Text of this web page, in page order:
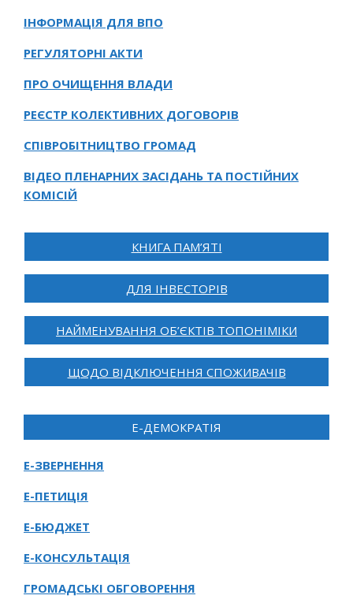
ІНФОРМАЦІЯ ДЛЯ ВПО
РЕГУЛЯТОРНІ АКТИ
ПРО ОЧИЩЕННЯ ВЛАДИ
РЕЄСТР КОЛЕКТИВНИХ ДОГОВОРІВ
СПІВРОБІТНИЦТВО ГРОМАД
ВІДЕО ПЛЕНАРНИХ ЗАСІДАНЬ ТА ПОСТІЙНИХ
КОМІСІЙ
КНИГА ПАМ’ЯТІ
ДЛЯ ІНВЕСТОРІВ
НАЙМЕНУВАННЯ ОБ’ЄКТІВ ТОПОНІМІКИ
ЩОДО ВІДКЛЮЧЕННЯ СПОЖИВАЧІВ
Е-ДЕМОКРАТІЯ
Е-ЗВЕРНЕННЯ
Е-ПЕТИЦІЯ
Е-БЮДЖЕТ
Е-КОНСУЛЬТАЦІЯ
ГРОМАДСЬКІ ОБГОВОРЕННЯ